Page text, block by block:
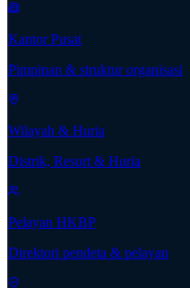
Kantor Pusat
Pimpinan & struktur organisasi
Wilayah & Huria
Distrik, Resort & Huria
Pelayan HKBP
Direktori pendeta & pelayan